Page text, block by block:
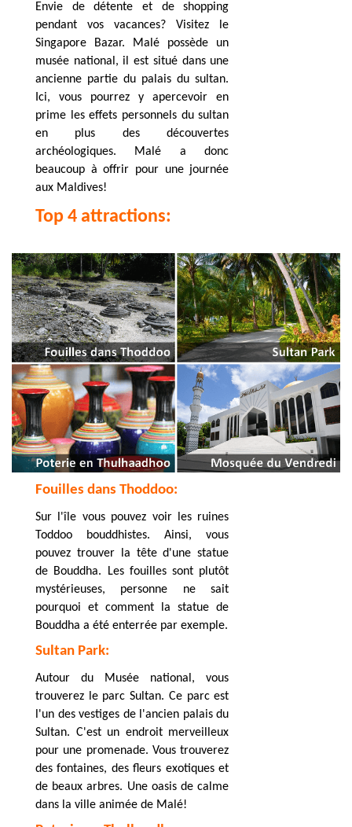
Envie de détente et de shopping
pendant vos vacances? Visitez le
Singapore Bazar. Malé possède un
musée national, il est situé dans une
ancienne partie du palais du sultan.
Ici, vous pourrez y apercevoir en
prime les effets personnels du sultan
en plus des découvertes
archéologiques. Malé a donc
beaucoup à offrir pour une journée
aux Maldives!
Top 4 attractions:
Fouilles dans Thoddoo:
Sur l'île vous pouvez voir les ruines
Toddoo bouddhistes. Ainsi, vous
pouvez trouver la tête d'une statue
de Bouddha. Les fouilles sont plutôt
mystérieuses, personne ne sait
pourquoi et comment la statue de
Bouddha a été enterrée par exemple.
Sultan Park:
Autour du Musée national, vous
trouverez le parc Sultan. Ce parc est
l'un des vestiges de l'ancien palais du
Sultan. C'est un endroit merveilleux
pour une promenade. Vous trouverez
des fontaines, des fleurs exotiques et
de beaux arbres. Une oasis de calme
dans la ville animée de Malé!